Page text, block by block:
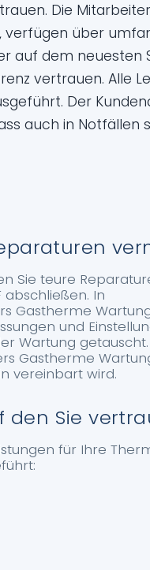
Die
verfügen über
auf dem neuesten
vertrauen. Alle
Der
auch in Notfällen
Reparaturen
Sie teure
abschließen. In
Gastherme
und
Wartung getauscht.
Gastherme
vereinbart wird.
den Sie
für Ihre